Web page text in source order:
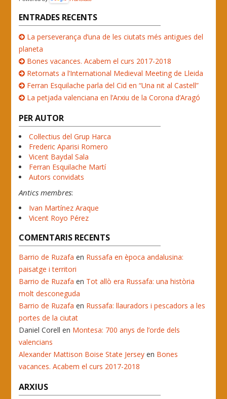
ENTRADES RECENTS
La perseverança d’una de les ciutats més antigues del
planeta
Bones vacances. Acabem el curs 2017-2018
Retornats a l’International Medieval Meeting de Lleida
Ferran Esquilache parla del Cid en “Una nit al Castell”
La petjada valenciana en l’Arxiu de la Corona d’Aragó
PER AUTOR
Col·lectius del Grup Harca
Frederic Aparisi Romero
Vicent Baydal Sala
Ferran Esquilache Martí
Autors convidats
Antics membres:
Ivan Martínez Araque
Vicent Royo Pérez
COMENTARIS RECENTS
Barrio de Ruzafa en Russafa en època andalusina:
paisatge i territori
Barrio de Ruzafa en Tot allò era Russafa: una història
molt desconeguda
Barrio de Ruzafa en Russafa: llauradors i pescadors a les
portes de la ciutat
Daniel Corell en Montesa: 700 anys de l’orde dels
valencians
Alexander Mattison Boise State Jersey en Bones
vacances. Acabem el curs 2017-2018
ARXIUS